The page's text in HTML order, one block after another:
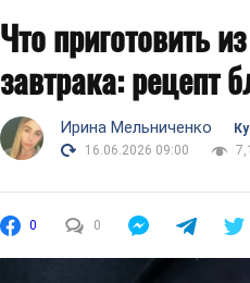
Что приготовить
завтрака: рецепт
Ирина Мельниченко
16.06.2026 09:00
0 0